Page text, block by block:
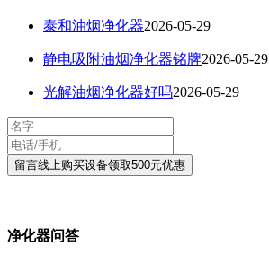
泰和油烟净化器2026-05-29
静电吸附油烟净化器铭牌2026-05-29
光解油烟净化器好吗2026-05-29
净化器问答